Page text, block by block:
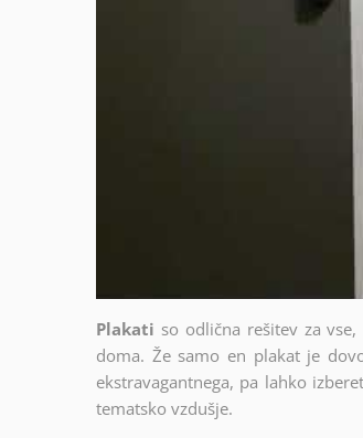
Plakati so odlična rešitev za
doma. Že samo en plakat je
ekstravagantnega, pa lahko
tematsko vzdušje.